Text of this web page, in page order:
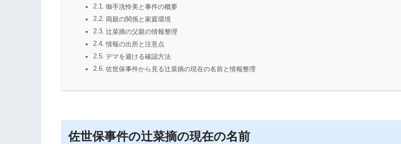
御手洗怜美と事件の概要
両親の関係と家庭環境
辻菜摘の父親の情報整理
情報の出所と注意点
デマを避ける確認方法
佐世保事件から見る辻菜摘の現在の名前と情報整理
佐世保事件の辻菜摘の現在の名前